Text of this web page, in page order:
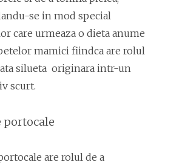
se in mod special
care urmeaza o dieta anume
mamici fiindca are rolul
silueta originara intr-un
scurt.
portocale
are rolul de a